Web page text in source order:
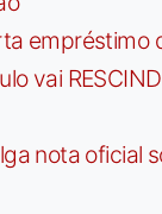
vai
nota oficial